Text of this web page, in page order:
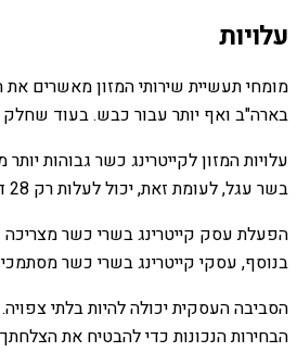
עלויות
בארה"ב ואף יותר עבור כבש. בעוד שחלק
בשר עגל, לעומת זאת, יכול לעלות רק 28 דולר לקילוגרם.
הפעלת עסק קייטרינג בשרי כשר מצריכה
בנוסף, עסקי קייטרינג בשרי כשר
הסביבה העסקית יכולה להיות בלתי
הבחירות הנכונות כדי להבטיח את